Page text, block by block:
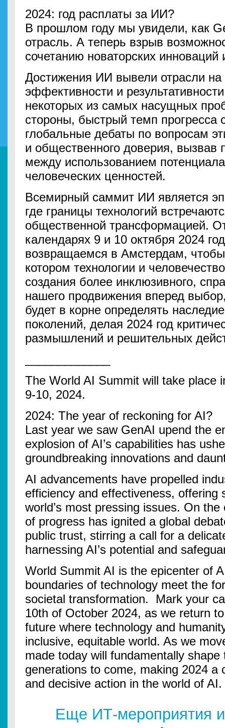
2024: год расплаты за ИИ?
В прошлом году мы увидели, как
отрасль. А теперь взрыв
сочетанию новаторских
Достижения ИИ вывели отрасли
эффективности и
некоторых из самых насущных
стороны, быстрый темп прогресса
глобальные дебаты по вопросам
и общественного доверия, вызвав
между использованием
человеческих ценностей.
Всемирный саммит ИИ является
где границы технологий
общественной трансформацией.
календарях 9 и 10 октября 2024
возвращаемся в Амстердам,
котором технологии и
создания более инклюзивного,
нашего продвижения вперед
будет в корне определять
поколений, делая 2024 год
размышлений и решительных
The World AI Summit will take place
9-10, 2024.
2024: The year of reckoning for AI?
Last year we saw GenAI upend the
explosion of AI’s capabilities has
groundbreaking innovations and
AI advancements have propelled
efficiency and effectiveness, offering
world’s most pressing issues. On
of progress has ignited a global
public trust, stirring a call for a
harnessing AI’s potential and
World Summit AI is the epicenter of
boundaries of technology meet the
societal transformation. Mark your
10th of October 2024, as we return
future where technology and
inclusive, equitable world. As we
made today will fundamentally
generations to come, making 2024 a
and decisive action in the world of AI.
Еще ИТ-мероприятия